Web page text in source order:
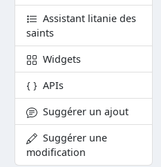
Assistant litanie des
saints
Widgets
APIs
Suggérer un ajout
Suggérer une
modification